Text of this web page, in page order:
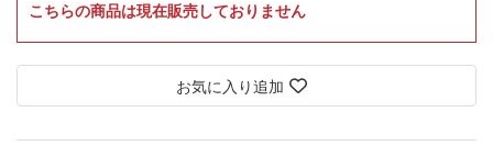
こちらの商品は現在販売しておりません
お気に入り追加